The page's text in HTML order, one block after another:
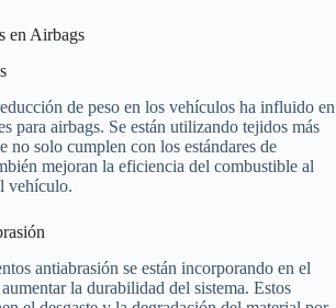
en Airbags
de peso en los vehículos ha influido en
para airbags. Se están utilizando tejidos más
no solo cumplen con los estándares de
mejoran la eficiencia del combustible al
vehículo.
antiabrasión se están incorporando en el
la durabilidad del sistema. Estos